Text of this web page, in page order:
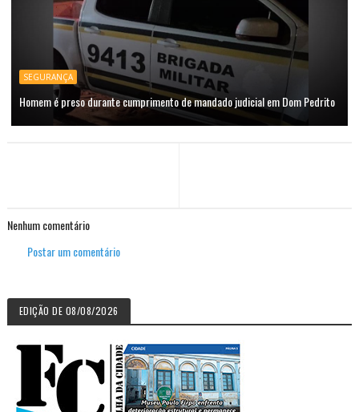
SEGURANÇA
Homem é preso durante cumprimento de mandado judicial em Dom Pedrito
Nenhum comentário
Postar um comentário
EDIÇÃO DE 08/08/2026